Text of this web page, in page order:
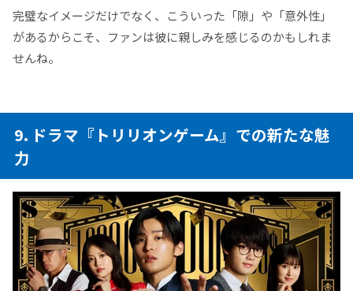
完璧なイメージだけでなく、こういった「隙」や「意外性」
があるからこそ、ファンは彼に親しみを感じるのかもしれま
せんね。
9. ドラマ『トリリオンゲーム』での新たな魅
力